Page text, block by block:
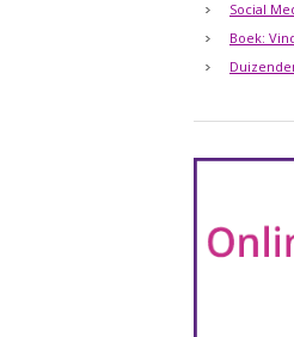
Social
Boek: